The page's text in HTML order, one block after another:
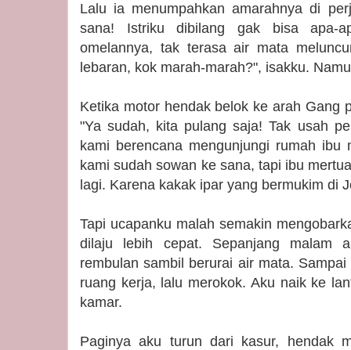
Lalu ia menumpahkan amarahnya di
sana! Istriku dibilang gak bisa apa-
omelannya, tak terasa air mata
lebaran, kok marah-marah?", isakku.
Ketika motor hendak belok ke arah Gang
"Ya sudah, kita pulang saja! Tak usah
kami berencana mengunjungi rumah ibu
kami sudah sowan ke sana, tapi ibu
lagi. Karena kakak ipar yang bermukim di
Tapi ucapanku malah semakin
dilaju lebih cepat. Sepanjang malam
rembulan sambil berurai air mata.
ruang kerja, lalu merokok. Aku naik ke
kamar.
Paginya aku turun dari kasur, hendak